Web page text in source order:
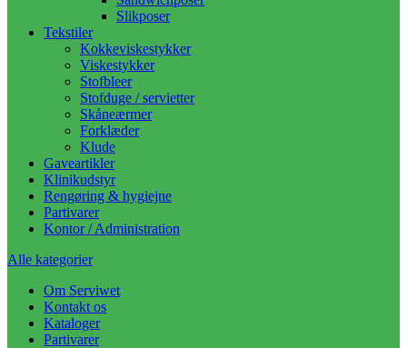
Slikposer
Tekstiler
Kokkeviskestykker
Viskestykker
Stofbleer
Stofduge / servietter
Skåneærmer
Forklæder
Klude
Gaveartikler
Klinikudstyr
Rengøring & hygiejne
Partivarer
Kontor / Administration
Alle kategorier
Om Serviwet
Kontakt os
Kataloger
Partivarer